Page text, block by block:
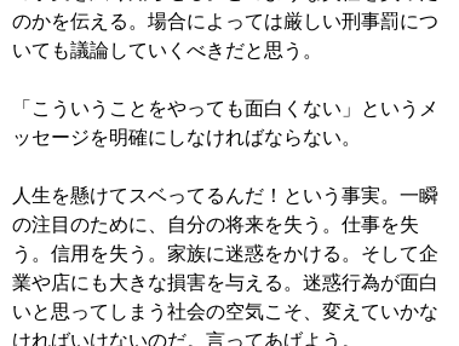
のかを伝える。場合によっては厳しい刑事罰につ
いても議論していくべきだと思う。
「こういうことをやっても面白くない」というメ
ッセージを明確にしなければならない。
人生を懸けてスベってるんだ！という事実。一瞬
の注目のために、自分の将来を失う。仕事を失
う。信用を失う。家族に迷惑をかける。そして企
業や店にも大きな損害を与える。迷惑行為が面白
いと思ってしまう社会の空気こそ、変えていかな
ければいけないのだ。言ってあげよう。